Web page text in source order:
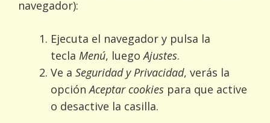
navegador):
Ejecuta el navegador y pulsa la
tecla Menú, luegoAjustes.
Ve a Seguridad y Privacidad, verás la
opciónAceptar cookies para que active
o desactive la casilla.